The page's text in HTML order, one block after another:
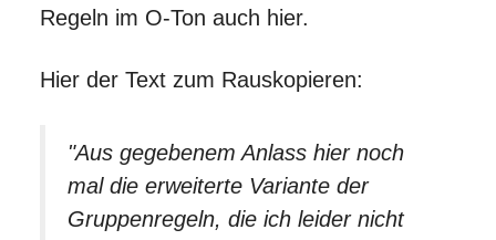
Regeln im O-Ton auch hier.
Hier der Text zum Rauskopieren:
"Aus gegebenem Anlass hier noch
mal die erweiterte Variante der
Gruppenregeln, die ich leider nicht